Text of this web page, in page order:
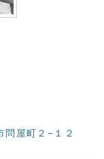
屋町２−１２